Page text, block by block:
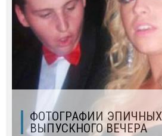
ФОТОГРАФИИ
ВЫПУСКНОГО ВЕЧЕРА